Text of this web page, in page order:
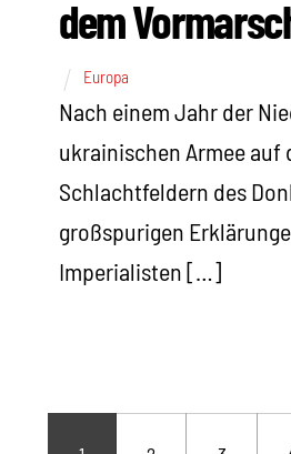
dem
Europa
Nach einem Jahr der
ukrainischen Armee auf
Schlachtfeldern des
großspurigen
Imperialisten […]